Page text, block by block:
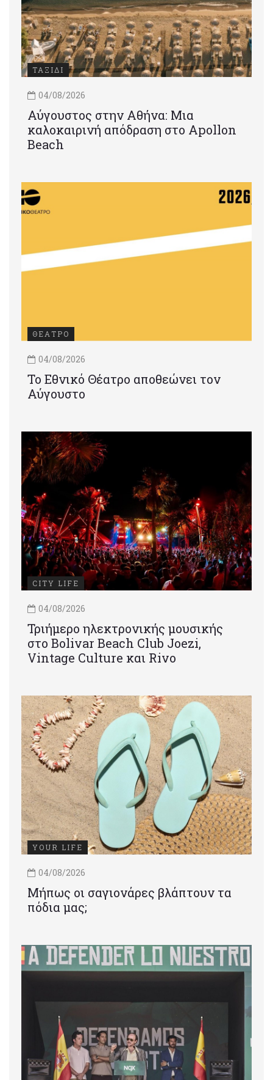
ΤΑΞΙΔΙ
04/08/2026
Αύγουστος στην Αθήνα: Μια
καλοκαιρινή απόδραση στο Apollon
Beach
ΘΕΑΤΡΟ
04/08/2026
Το Εθνικό Θέατρο αποθεώνει τον
Αύγουστο
CITY LIFE
04/08/2026
Τριήμερο ηλεκτρονικής μουσικής
στο Bolivar Beach Club Joezi,
Vintage Culture και Rivo
YOUR LIFE
04/08/2026
Μήπως οι σαγιονάρες βλάπτουν τα
πόδια μας;